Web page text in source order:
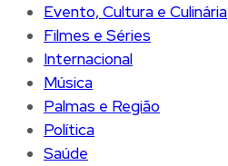
Evento, Cultura e Culinária
Filmes e Séries
Internacional
Música
Palmas e Região
Política
Saúde